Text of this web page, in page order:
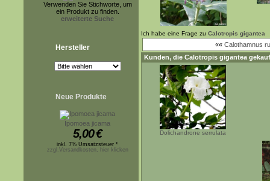
Verwenden Sie Stichworte, um
ein Produkt zu finden.
erweiterte Suche
Hersteller
Neue Produkte
Ipomoea jicama
5,00€
inkl. 7% Umsatzsteuer *
zzgl.Versandkosten, hier klicken
Ich habe eine Frage zu Calotropis gigantea
«« Calothamnus
Kunden, die Calotropis gigantea
Dolichandrone serrulata